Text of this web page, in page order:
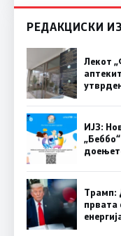
РЕДАКЦИСКИ
Лекот
ИЈЗ:
Трамп:
првата